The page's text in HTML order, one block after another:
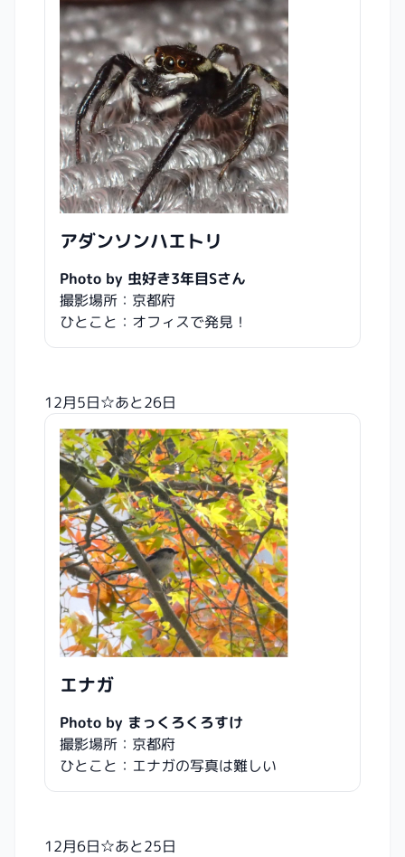
アダンソンハエトリ
Photo by 虫好き3年目Sさん
撮影場所：京都府
ひとこと：オフィスで発見！
12月5日☆あと26日
エナガ
Photo by まっくろくろすけ
撮影場所：京都府
ひとこと：エナガの写真は難しい
12月6日☆あと25日